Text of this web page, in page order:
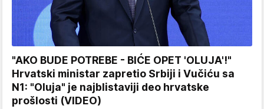
"AKO BUDE POTREBE - BIĆE OPET 'OLUJA'!"
Hrvatski ministar zapretio Srbiji i Vučiću sa
N1: "Oluja" je najblistaviji deo hrvatske
prošlosti (VIDEO)